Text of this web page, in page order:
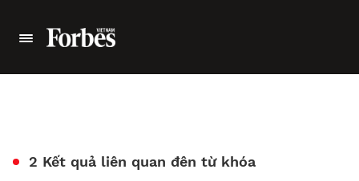
2 Kết quả liên quan đên từ khóa